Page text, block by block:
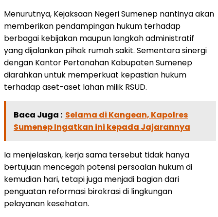
Menurutnya, Kejaksaan Negeri Sumenep nantinya akan
memberikan pendampingan hukum terhadap
berbagai kebijakan maupun langkah administratif
yang dijalankan pihak rumah sakit. Sementara sinergi
dengan Kantor Pertanahan Kabupaten Sumenep
diarahkan untuk memperkuat kepastian hukum
terhadap aset-aset lahan milik RSUD.
Baca Juga : Selama di Kangean, Kapolres
Sumenep Ingatkan ini kepada Jajarannya
Ia menjelaskan, kerja sama tersebut tidak hanya
bertujuan mencegah potensi persoalan hukum di
kemudian hari, tetapi juga menjadi bagian dari
penguatan reformasi birokrasi di lingkungan
pelayanan kesehatan.